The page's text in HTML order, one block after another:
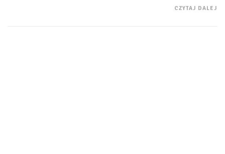
CZYTAJ DALEJ